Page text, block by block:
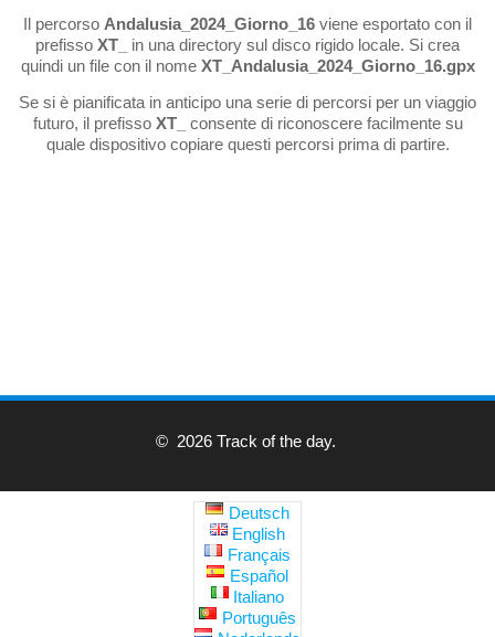
Il percorso Andalusia_2024_Giorno_16 viene esportato con il
prefisso XT_
in una directory sul disco rigido locale. Si crea
quindi un file con il nome XT_Andalusia_2024_Giorno_16.gpx
Se si è pianificata in anticipo una serie di percorsi per un viaggio
futuro, il prefisso XT_
consente di riconoscere facilmente su
quale dispositivo copiare questi percorsi prima di partire.
© 2026 Track of the day.
Deutsch
English
Français
Español
Italiano
Português